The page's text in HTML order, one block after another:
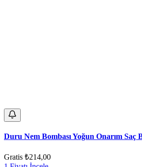
Duru Nem Bombası Yoğun Onarım Saç
Gratis ₺214,00